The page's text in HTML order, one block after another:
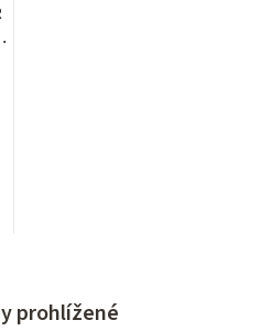
prohlížené